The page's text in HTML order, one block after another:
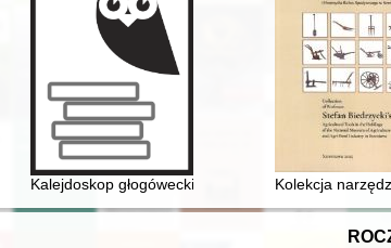
Kobiecych. 2025, [nr] 2
Kalejdoskop głogówecki. T. 1 Kolekcja